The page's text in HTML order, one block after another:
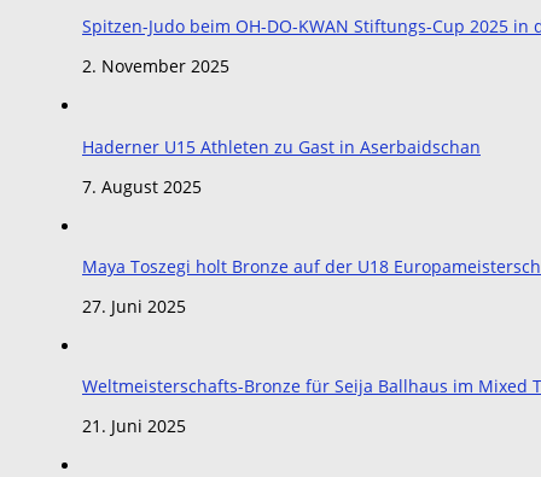
Spitzen-Judo beim OH-DO-KWAN Stiftungs-Cup 2025 in
2. November 2025
Haderner U15 Athleten zu Gast in Aserbaidschan
7. August 2025
Maya Toszegi holt Bronze auf der U18
27. Juni 2025
Weltmeisterschafts-Bronze für Seija Ballhaus im Mixed
21. Juni 2025